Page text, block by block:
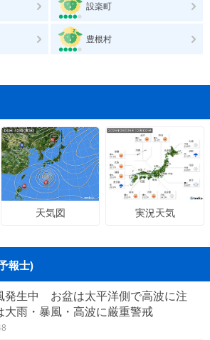
設楽町
豊根村
天気図 実況天気
報士)
発生中 お盆は太平洋側で高波に注
雨・暴風・高波に厳重警戒